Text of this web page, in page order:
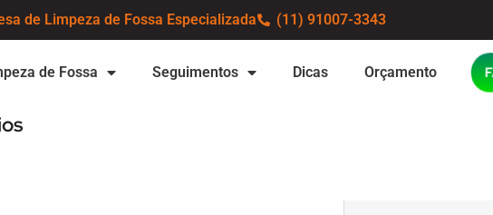
de Limpeza de Fossa Especializada (11) 91007-3343
de Fossa Seguimentos Dicas Orçamento